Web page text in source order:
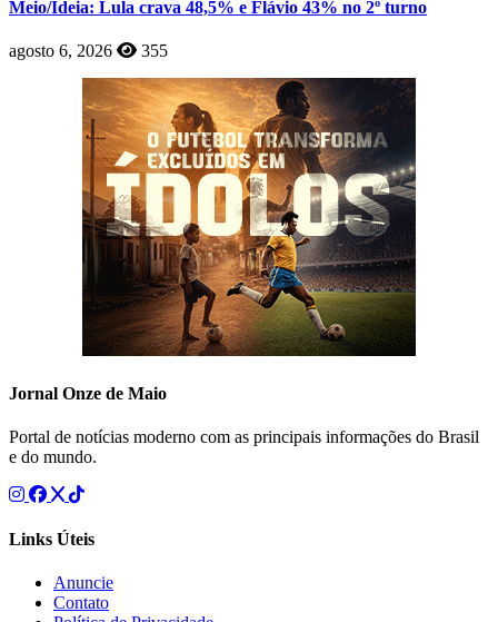
Meio/Ideia: Lula crava 48,5% e Flávio 43% no 2º turno
agosto 6, 2026 355
Jornal Onze de Maio
Portal de notícias moderno com as principais informações do Brasil
e do mundo.
Links Úteis
Anuncie
Contato